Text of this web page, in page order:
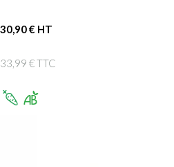
30,90 € HT
33,99 € TTC